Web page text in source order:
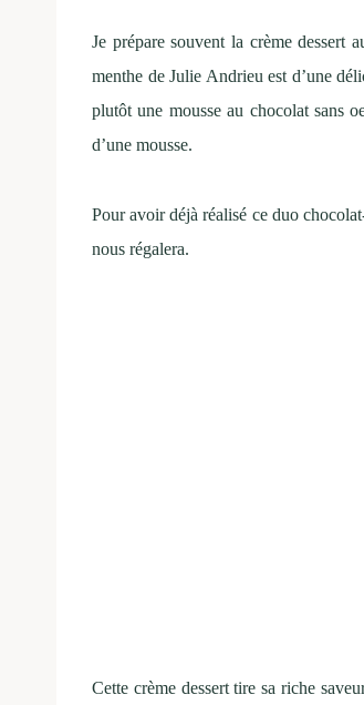
Je prépare souvent la crème dessert
menthe de Julie Andrieu est d’une
plutôt une mousse au chocolat sans
d’une mousse.
Pour avoir déjà réalisé ce duo
nous régalera.
Cette crème dessert tire sa riche